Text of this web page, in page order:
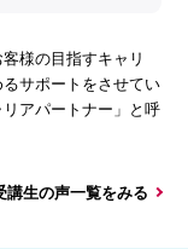
様の目指すキャリ
サポートをさせてい
アパートナー」と呼
講生の声一覧をみる